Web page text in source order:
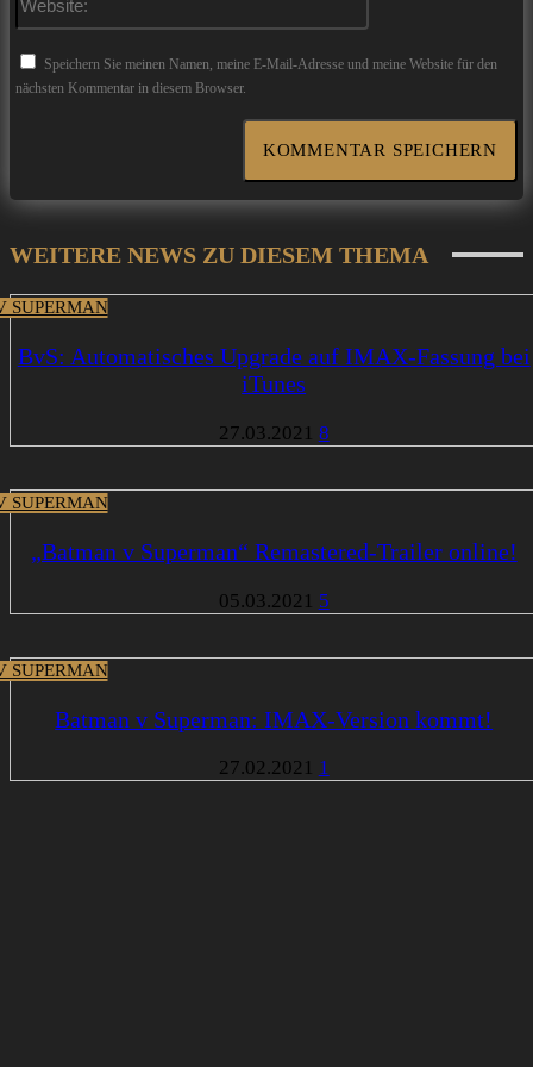
Speichern Sie meinen Namen, meine E-Mail-Adresse und meine Website für den
nächsten Kommentar in diesem Browser.
WEITERE NEWS ZU DIESEM THEMA
SUPERMAN
BvS: Automatisches Upgrade auf IMAX-Fassung bei
iTunes
27.03.2021 8
SUPERMAN
„Batman v Superman“ Remastered-Trailer online!
05.03.2021 5
SUPERMAN
Batman v Superman: IMAX-Version kommt!
27.02.2021 1